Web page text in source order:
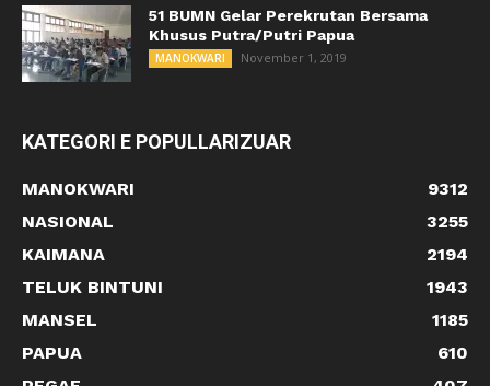
51 BUMN Gelar Perekrutan Bersama
Khusus Putra/Putri Papua
MANOKWARI November 1, 2019
KATEGORI E POPULLARIZUAR
MANOKWARI
9312
NASIONAL
3255
KAIMANA
2194
TELUK BINTUNI
1943
MANSEL
1185
PAPUA
610